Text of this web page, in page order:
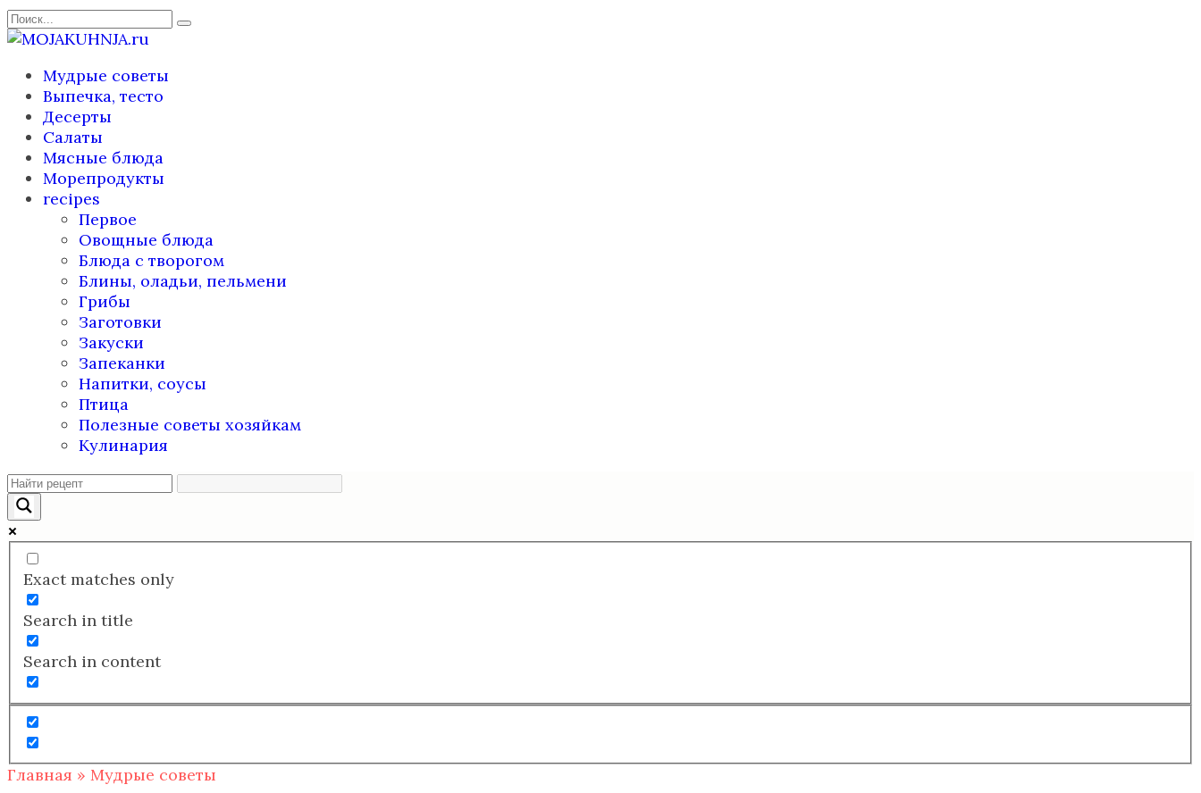
Перейти
к
Search
for:
Мудрые советы
Выпечка, тесто
Десерты
Салаты
Мясные блюда
Морепродукты
recipes
Первое
Овощные блюда
Блюда с творогом
Блины, оладьи, пельмени
Грибы
Заготовки
Закуски
Запеканки
Напитки, соусы
Птица
Полезные советы хозяйкам
Кулинария
Exact matches only
Search in title
Search in content
Главная » Мудрые советы